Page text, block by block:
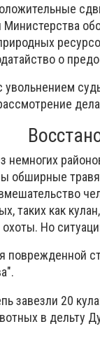
Министерства
о
увольнением
немногих
обширные
таких как
охоты. Но
поврежденной
завезли 20
в дельту